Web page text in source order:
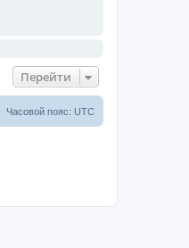
Перейти
Часовой пояс: UTC